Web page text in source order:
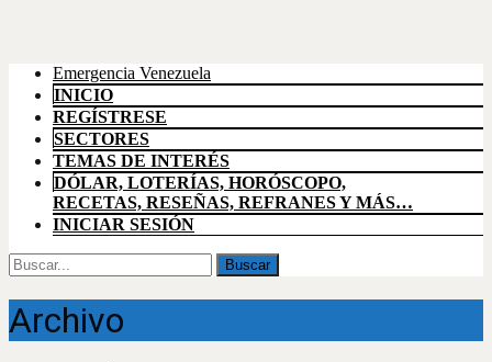
Emergencia Venezuela
INICIO
REGÍSTRESE
SECTORES
TEMAS DE INTERÉS
DÓLAR, LOTERÍAS, HORÓSCOPO,
RECETAS, RESEÑAS, REFRANES Y MÁS…
INICIAR SESIÓN
Buscar
por:
Archivo